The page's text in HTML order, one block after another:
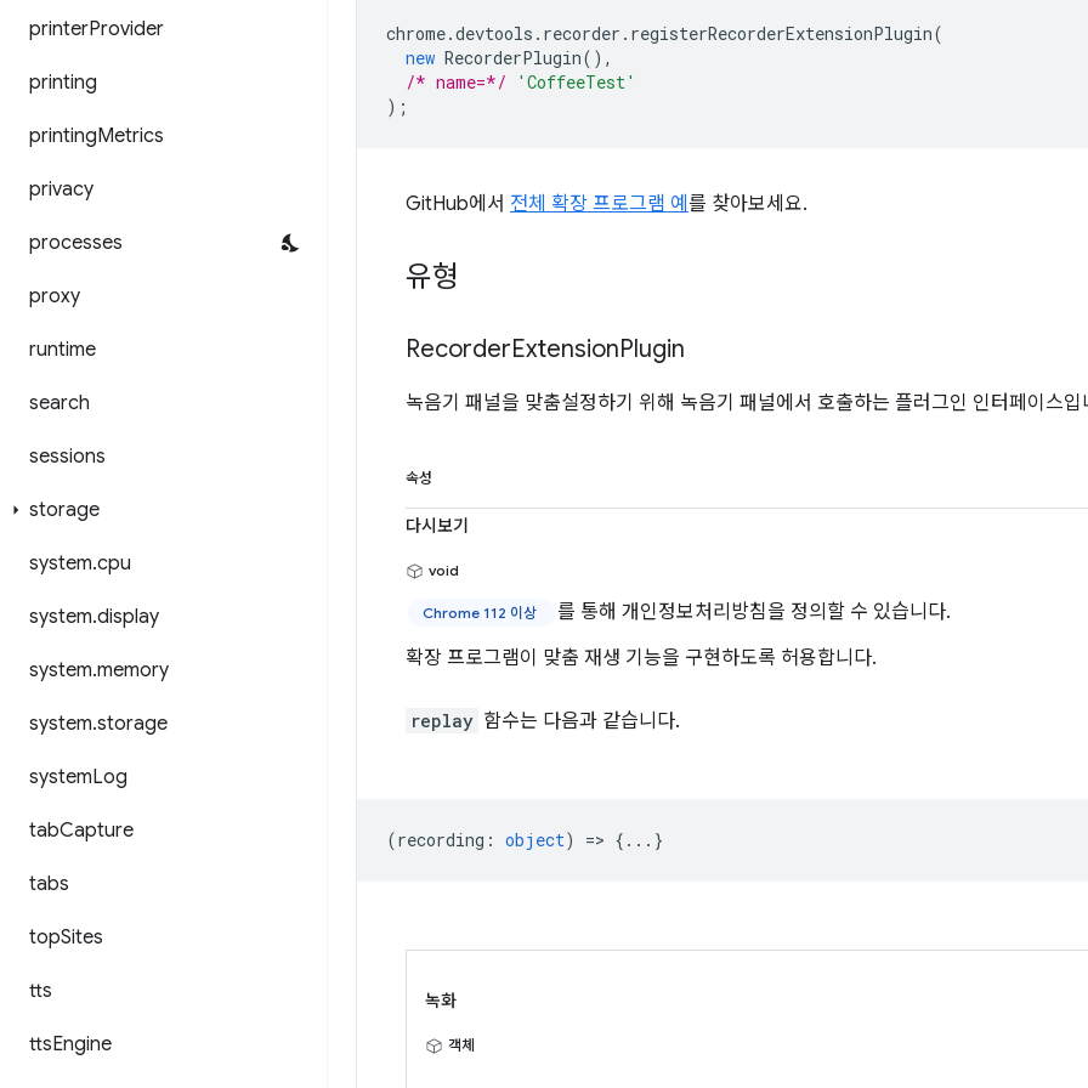
printerProvider
printing
printingMetrics
privacy
processes
proxy
runtime
search
sessions
storage
system.cpu
system.display
system.memory
system.storage
systemLog
tabCapture
tabs
topSites
tts
ttsEngine
chrome.devtools . recorder . registerRecorderExtensionPlugin(
new RecorderPlugin(),
/* name=*/
'CoffeeTest'
);
GitHub에서 전체 확장 프로그램 예 를 찾아보세요.
유형
RecorderExtensionPlugin
녹음기 패널을 맞춤설정하기 위해 녹음기 패널에서 호출하는 플러그인 인터페이스입
속성
다시보기
void
Chrome 112 이상
를 통해 개인정보처리방침을 정의할 수 있습니다.
확장 프로그램이 맞춤 재생 기능을 구현하도록 허용합니다.
replay 함수는 다음과 같습니다.
(recording : object) => {...}
녹화
객체